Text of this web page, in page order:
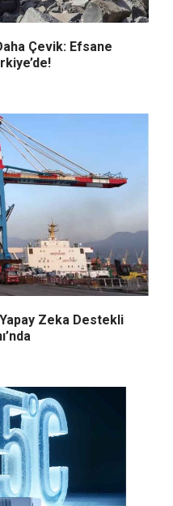
Çevik: Efsane
Zeka Destekli